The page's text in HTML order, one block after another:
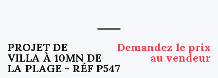
Demandez le prix
au vendeur
PROJET DE
VILLA À 10MN DE
LA PLAGE - RÉF P547